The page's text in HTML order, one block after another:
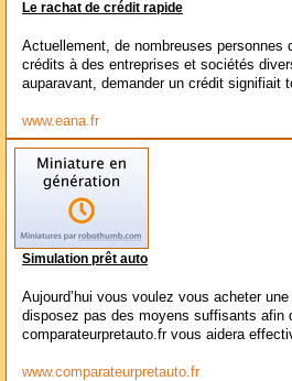
Le rachat de crédit rapide
Actuellement, de nombreuses personnes
crédits à des entreprises et sociétés
auparavant, demander un crédit signifiait
www.eana.fr
Simulation prêt auto
Aujourd’hui vous voulez vous acheter
disposez pas des moyens suffisants afin
comparateurpretauto.fr vous aidera
www.comparateurpretauto.fr